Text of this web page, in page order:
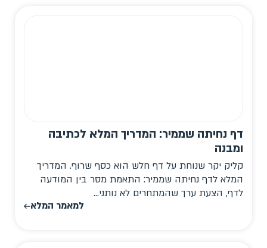
דף נחיתה שממיר: המדריך המלא לכתיבה
ומבנה
קליק יקר שנוחת על דף חלש הוא כסף שרוף. המדריך
המלא לדף נחיתה שממיר: התאמת מסר בין המודעה
לדף, הצעת ערך שהמתחרים לא נותני...
למאמר המלא